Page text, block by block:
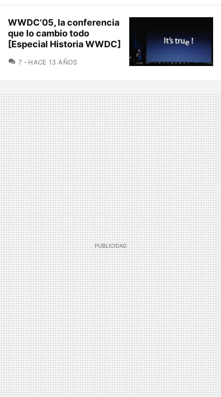
WWDC'05, la conferencia
que lo cambio todo
[Especial Historia WWDC]
7 COMENTARIOS
HACE 13 AÑOS